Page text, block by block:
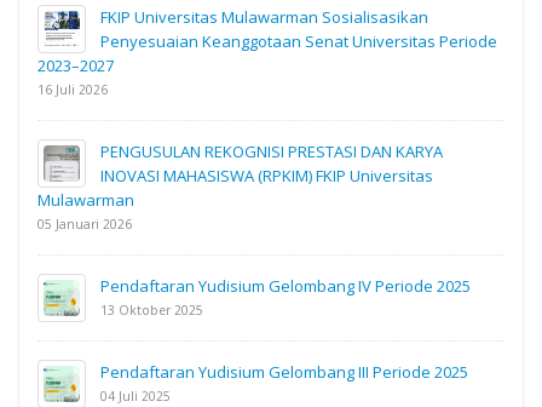
FKIP Universitas Mulawarman Sosialisasikan
Penyesuaian Keanggotaan Senat Universitas Periode
2023–2027
16 Juli 2026
PENGUSULAN REKOGNISI PRESTASI DAN KARYA
INOVASI MAHASISWA (RPKIM) FKIP Universitas
Mulawarman
05 Januari 2026
Pendaftaran Yudisium Gelombang IV Periode 2025
13 Oktober 2025
Pendaftaran Yudisium Gelombang III Periode 2025
04 Juli 2025